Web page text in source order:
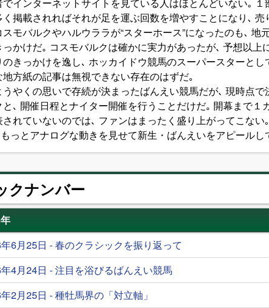
く掲載されればそれが足を運ぶ回数を増やすことになり､ 売
モバルクやハルウララが“スターホース”になったのも､ 地
っかけだ｡ コスモバルクは確かに実力があったが､ 予想以上
のきっかけを逸し､ ホッカイドウ競馬のスーパースターと
地方紙の記事は無視できない存在のはずだ｡
やくの思いで存続が決まったばんえい競馬だが､ 現時点
と､ 開催日程とナイター開催を行うことだけだ｡ 開幕まで１
されていないのでは､ ファンはまったく盛り上がってこな
もっとアナログな動きを見せて新生・ばんえいをアピールし
クナンバー
6月25日 - 春のクラシックを振り返って
4月24日 - 注目を浴びるばんえい競馬
2月25日 - 種牡馬界の「対立軸」